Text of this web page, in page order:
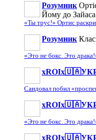
Розумник
Йому до
«Ты трус!» Ортис
Розумник
«Это не бокс. Это
Сандовал побил
«Это не бокс. Это